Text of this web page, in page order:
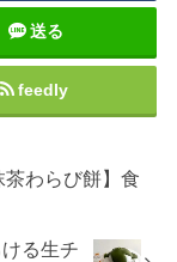
送る
feedly
わらび餅】食
る生チ